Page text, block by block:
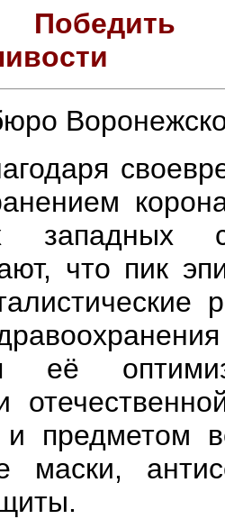
Победить
западных
что пик
её
предметом
маски,